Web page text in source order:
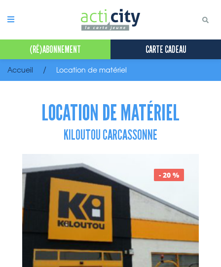
(RÉ)ABONNEMENT CARTE CADEAU
Accueil Location de matériel
LOCATION DE MATÉRIEL
KILOUTOU CARCASSONNE
- 20 %